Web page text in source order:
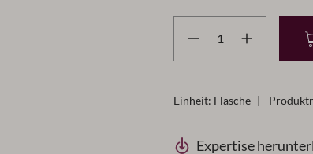
Einheit: Flasche
Expertise